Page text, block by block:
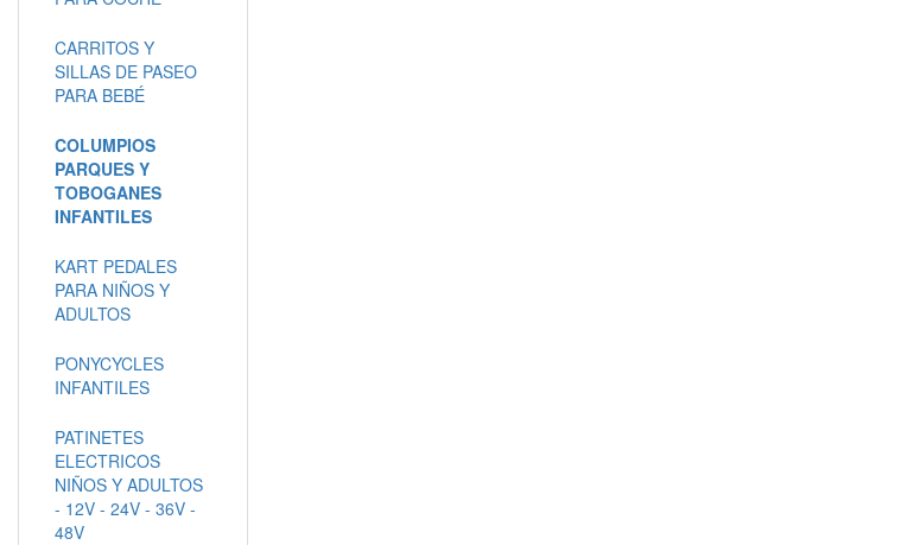
CARRITOS Y
SILLAS DE PASEO
PARA BEBÉ
COLUMPIOS
PARQUES Y
TOBOGANES
INFANTILES
KART PEDALES
PARA NIÑOS Y
ADULTOS
PONYCYCLES
INFANTILES
PATINETES
ELECTRICOS
NIÑOS Y ADULTOS
- 12V - 24V - 36V -
48V